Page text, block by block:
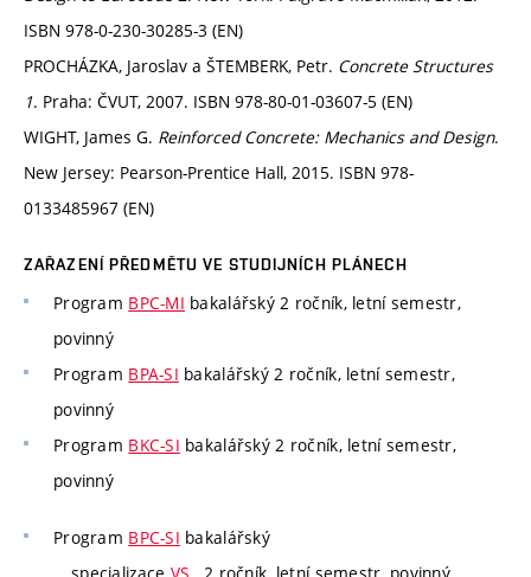
ISBN 978-0-230-30285-3 (EN)
PROCHÁZKA, Jaroslav a ŠTEMBERK, Petr. Concrete Structures
1. Praha: ČVUT, 2007. ISBN 978-80-01-03607-5 (EN)
WIGHT, James G. Reinforced Concrete: Mechanics and Design.
New Jersey: Pearson-Prentice Hall, 2015. ISBN 978-
0133485967 (EN)
ZAŘAZENÍ PŘEDMĚTU VE STUDIJNÍCH PLÁNECH
Program BPC-MI bakalářský 2 ročník, letní semestr,
povinný
Program BPA-SI bakalářský 2 ročník, letní semestr,
povinný
Program BKC-SI bakalářský 2 ročník, letní semestr,
povinný
Program BPC-SI bakalářský